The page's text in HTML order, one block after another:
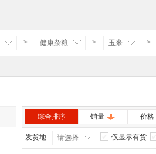
> 健康杂粮 > 玉米 >
综合排序 销量 价格
发货地 请选择 仅显示有货